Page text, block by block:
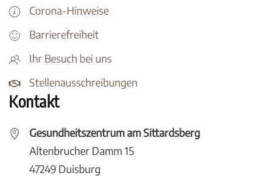
Corona-Hinweise
Barrierefreiheit
Ihr Besuch bei uns
Stellenausschreibungen
Kontakt
Gesundheitszentrum am Sittardsberg
Altenbrucher Damm 15
47249 Duisburg